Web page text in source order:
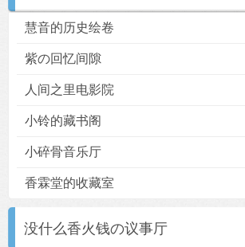
慧音的历史绘卷
紫の回忆间隙
人间之里电影院
小铃的藏书阁
小碎骨音乐厅
香霖堂的收藏室
没什么香火钱の议事厅